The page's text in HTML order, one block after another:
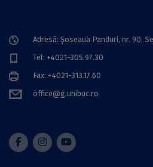
Adresă: Șoseaua Panduri, nr. 90,
Tel: +4021-305.97.30
Fax: +4021-313.17.60
office@g.unibuc.ro